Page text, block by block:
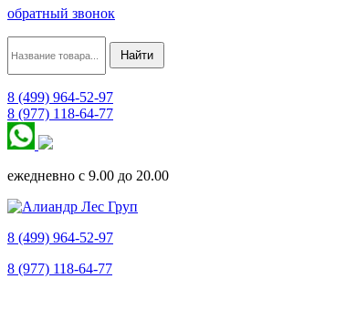
обратный звонок
8 (499) 964-52-97
8 (977) 118-64-77
ежедневно с 9.00 до 20.00
8 (499) 964-52-97
8 (977) 118-64-77